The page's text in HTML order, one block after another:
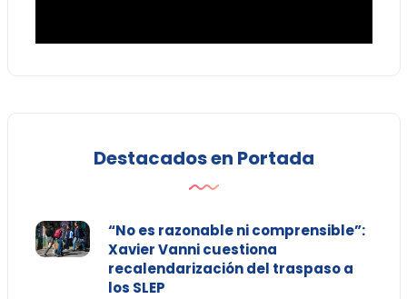
Destacados en Portada
“No es razonable ni comprensible”:
Xavier Vanni cuestiona
recalendarización del traspaso a
los SLEP